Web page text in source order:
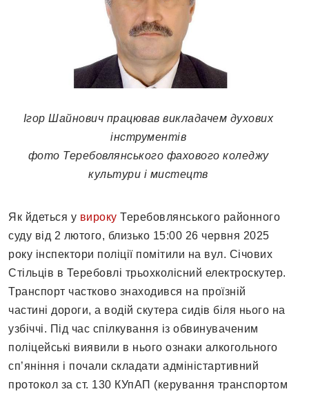
Ігор Шайнович працював викладачем духових
інструментів
фото Теребовлянського фахового коледжу
культури і мистецтв
Як йдеться у вироку Теребовлянського районного
суду від 2 лютого, близько 15:00 26 червня 2025
року інспектори поліції помітили на вул. Січових
Стільців в Теребовлі трьохколісний електроскутер.
Транспорт частково знаходився на проїзній
частині дороги, а водій скутера сидів біля нього на
узбіччі. Під час спілкування із обвинуваченим
поліцейські виявили в нього ознаки алкогольного
сп’яніння і почали складати адміністартивний
протокол за ст. 130 КУпАП (керування транспортом